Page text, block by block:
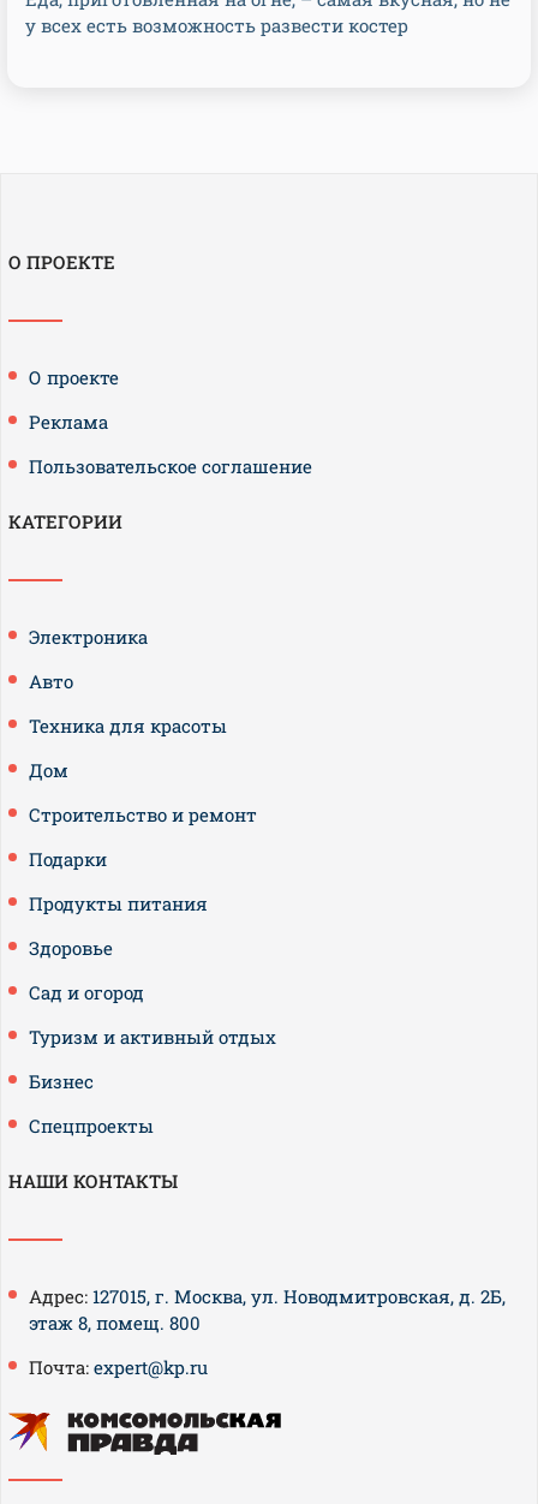
у всех есть возможность развести костер
О ПРОЕКТЕ
О проекте
Реклама
Пользовательское соглашение
КАТЕГОРИИ
Электроника
Авто
Техника для красоты
Дом
Строительство и ремонт
Подарки
Продукты питания
Здоровье
Сад и огород
Туризм и активный отдых
Бизнес
Спецпроекты
НАШИ КОНТАКТЫ
Адрес: 127015, г. Москва, ул. Новодмитровская, д. 2Б,
этаж 8, помещ. 800
Почта: expert@kp.ru